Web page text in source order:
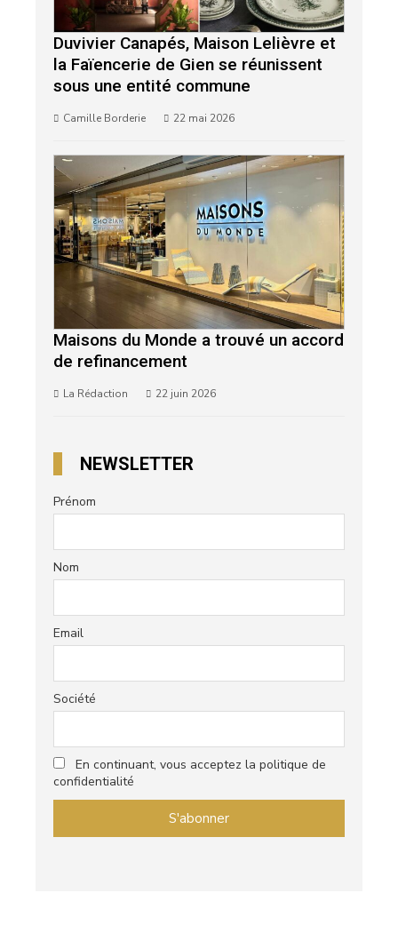
Duvivier Canapés, Maison Lelièvre et
la Faïencerie de Gien se réunissent
sous une entité commune
Camille Borderie 22 mai 2026
Maisons du Monde a trouvé un accord
de refinancement
La Rédaction 22 juin 2026
NEWSLETTER
Prénom
Nom
Email
Société
En continuant, vous acceptez la politique de
confidentialité